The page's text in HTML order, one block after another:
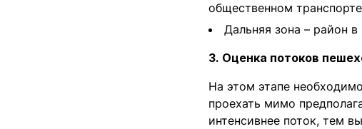
общественном
Дальняя зона – район
3. Оценка потоков
На этом этапе
проехать мимо
интенсивнее поток, тем